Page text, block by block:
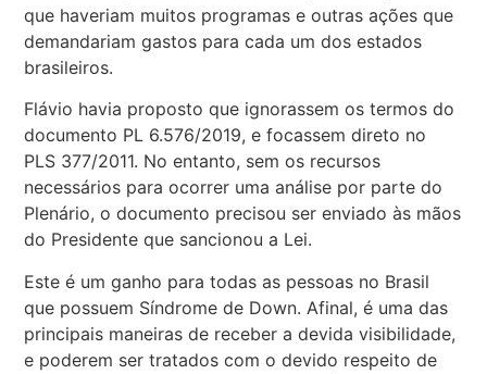
que haveriam muitos programas e outras ações que
demandariam gastos para cada um dos estados
brasileiros.
Flávio havia proposto que ignorassem os termos do
documento PL 6.576/2019, e focassem direto no
PLS 377/2011. No entanto, sem os recursos
necessários para ocorrer uma análise por parte do
Plenário, o documento precisou ser enviado às mãos
do Presidente que sancionou a Lei.
Este é um ganho para todas as pessoas no Brasil
que possuem Síndrome de Down. Afinal, é uma das
principais maneiras de receber a devida visibilidade,
e poderem ser tratados com o devido respeito de